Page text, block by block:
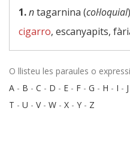
1.ntagarnina (col·loquial
cigarro, escanyapits,
O llisteu les paraules o
A - B - C - D - E - F - G - H - I - J
T - U - V- W - X - Y - Z